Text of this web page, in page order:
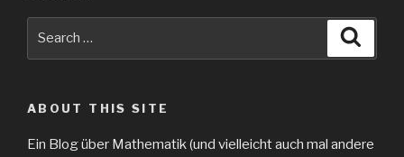
ABOUT THIS SITE
Ein Blog über Mathematik (und vielleicht auch mal andere